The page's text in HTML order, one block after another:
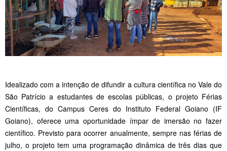
Idealizado com a intenção de difundir a cultura científica no Vale do
São Patrício a estudantes de escolas públicas, o projeto Férias
Científicas, do Campus Ceres do Instituto Federal Goiano (IF
Goiano), oferece uma oportunidade ímpar de imersão no fazer
científico. Previsto para ocorrer anualmente, sempre nas férias de
julho, o projeto tem uma programação dinâmica de três dias que